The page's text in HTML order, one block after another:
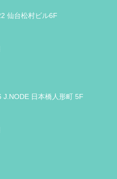
仙台松村ビル6F
J.NODE 日本橋人形町 5F